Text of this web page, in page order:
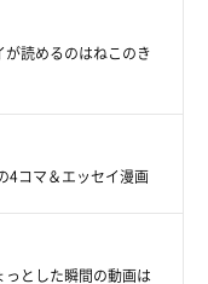
読めるのはねこのき
4コマ＆エッセイ漫画
とした瞬間の動画は